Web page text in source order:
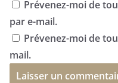
Prévenez-moi de
par e-mail.
Prévenez-moi de
mail.